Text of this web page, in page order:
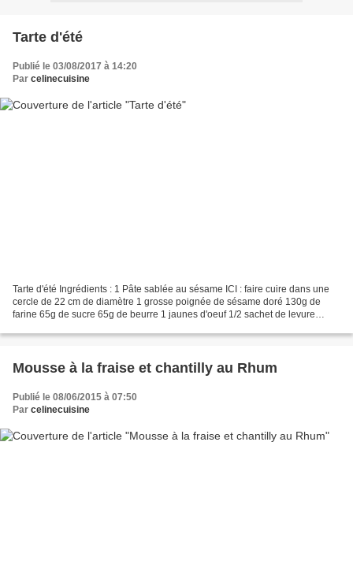
Tarte d'été
Publié le 03/08/2017 à 14:20
Par celinecuisine
Tarte d'été Ingrédients : 1 Pâte sablée au sésame ICI : faire cuire dans une
cercle de 22 cm de diamètre 1 grosse poignée de sésame doré 130g de
farine 65g de sucre 65g de beurre 1 jaunes d'oeuf 1/2 sachet de levure
Mousse à la fraise et chantilly au Rhum
Publié le 08/06/2015 à 07:50
Par celinecuisine